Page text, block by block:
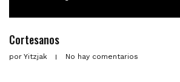
Cortesanos
por Yitzjak No hay comentarios